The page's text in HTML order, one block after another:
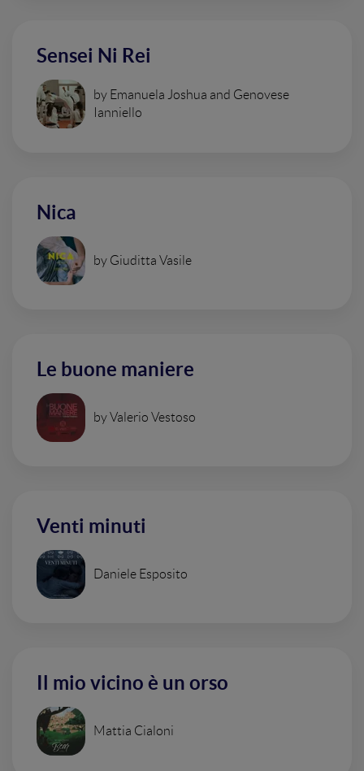
Sensei Ni Rei
by Emanuela Joshua and Genovese
Ianniello
Nica
by Giuditta Vasile
Le buone maniere
by Valerio Vestoso
Venti minuti
Daniele Esposito
Il mio vicino è un orso
Mattia Cialoni